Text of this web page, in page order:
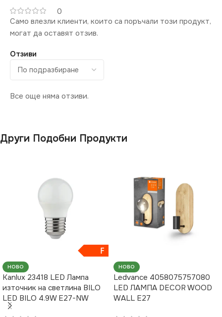
0
Отзиви
Все още няма отзиви.
Само влезли клиенти, които са поръчали този продукт,
могат да оставят отзив.
Други Подобни Продукти
F
НОВО
Kanlux 23418 LED Лампа
източник на светлина BILO
LED BILO 4.9W E27-NW
НОВО
Ledvance 4058075757080
LED ЛАМПА DECOR WOOD
WALL E27